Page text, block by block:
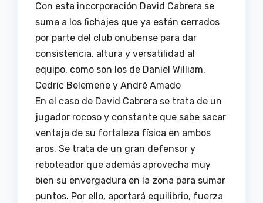
Con esta incorporación David Cabrera se
suma a los fichajes que ya están cerrados
por parte del club onubense para dar
consistencia, altura y versatilidad al
equipo, como son los de Daniel William,
Cedric Belemene y André Amado
En el caso de David Cabrera se trata de un
jugador rocoso y constante que sabe sacar
ventaja de su fortaleza física en ambos
aros. Se trata de un gran defensor y
reboteador que además aprovecha muy
bien su envergadura en la zona para sumar
puntos. Por ello, aportará equilibrio, fuerza